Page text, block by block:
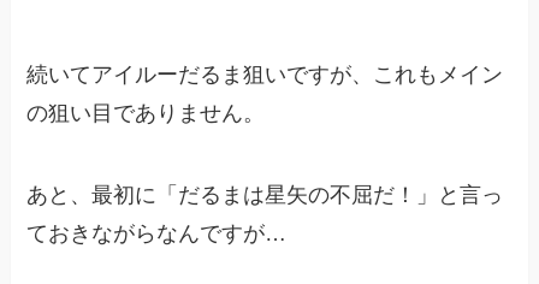
続いてアイルーだるま狙いですが、これもメイン
の狙い目でありません。
あと、最初に「だるまは星矢の不屈だ！」と言っ
ておきながらなんですが…